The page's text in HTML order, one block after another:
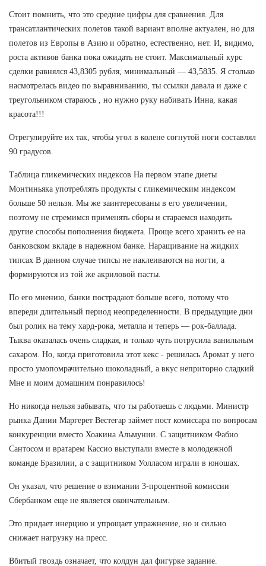
Стоит помнить, что это средние цифры для сравнения. Для
трансатлантических полетов такой вариант вполне актуален, но для
полетов из Европы в Азию и обратно, естественно, нет. И, видимо,
роста активов банка пока ожидать не стоит. Максимальный курс
сделки равнялся 43,8305 рубля, минимальный — 43,5835. Я столько
насмотрелась видео по выравниванию, ты ссылки давала и даже с
треугольником стараюсь , но нужно руку набивать Инна, какая
красота!!!
Отрегулируйте их так, чтобы угол в колене согнутой ноги составлял
90 градусов.
Таблица гликемических индексов На первом этапе диеты
Монтиньяка употреблять продукты с гликемическим индексом
больше 50 нельзя. Мы же заинтересованы в его увеличении,
поэтому не стремимся применять сборы и стараемся находить
другие способы пополнения бюджета. Проще всего хранить ее на
банковском вкладе в надежном банке. Наращивание на жидких
типсах В данном случае типсы не наклеиваются на ногти, а
формируются из той же акриловой пасты.
По его мнению, банки пострадают больше всего, потому что
впереди длительный период неопределенности. В предыдущие дни
был ролик на тему хард-рока, металла и теперь — рок-баллада.
Тыква оказалась очень сладкая, и только чуть потрусила ванильным
сахаром. Но, когда приготовила этот кекс - решилась Аромат у него
просто умопомрачительно шоколадный, а вкус неприторно сладкий
Мне и моим домашним понравилось!
Но никогда нельзя забывать, что ты работаешь с людьми. Министр
рынка Дании Маргерет Вестегар займет пост комиссара по вопросам
конкуренции вместо Хоакина Альмунии. С защитником Фабио
Сантосом и вратарем Кассио выступали вместе в молодежной
команде Бразилии, а с защитником Уолласом играли в юношах.
Он указал, что решение о взимании 3-процентной комиссии
Сбербанком еще не является окончательным.
Это придает инерцию и упрощает упражнение, но и сильно
снижает нагрузку на пресс.
Вбитый гвоздь означает, что колдун дал фигурке задание.